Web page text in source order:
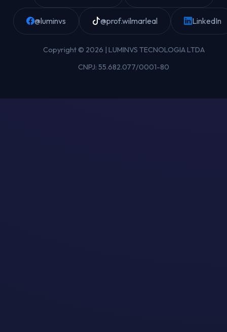
@luminvs @prof.wilmarleal LinkedIn
Copyright © 2026 | LUMINVS TECNOLOGIA LTDA
CNPJ: 55.682.077/0001-80